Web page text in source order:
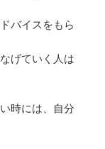
バイスをもら
げていく人は
時には、自分